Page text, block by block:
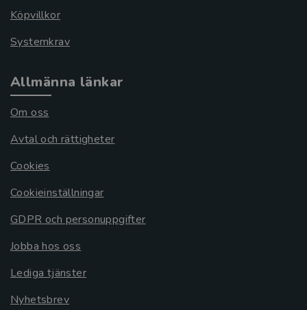
Köpvillkor
Systemkrav
Allmänna länkar
Om oss
Avtal och rättigheter
Cookies
Cookieinställningar
GDPR och personuppgifter
Jobba hos oss
Lediga tjänster
Nyhetsbrev